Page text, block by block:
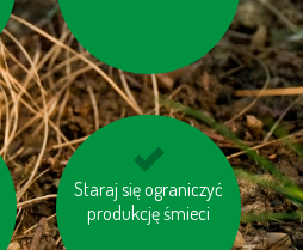
Staraj się ograniczyć
produkcję śmieci
jeździj na rowerze